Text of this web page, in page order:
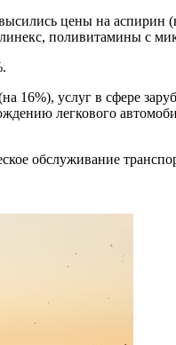
цены на
поливитамины с
16%), услуг в сфере
легкового
обслуживание